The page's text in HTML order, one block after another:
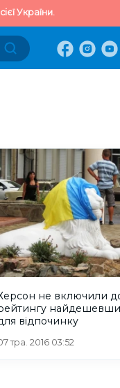
України.
не включили
відпочинку
тра. 2016 03:52